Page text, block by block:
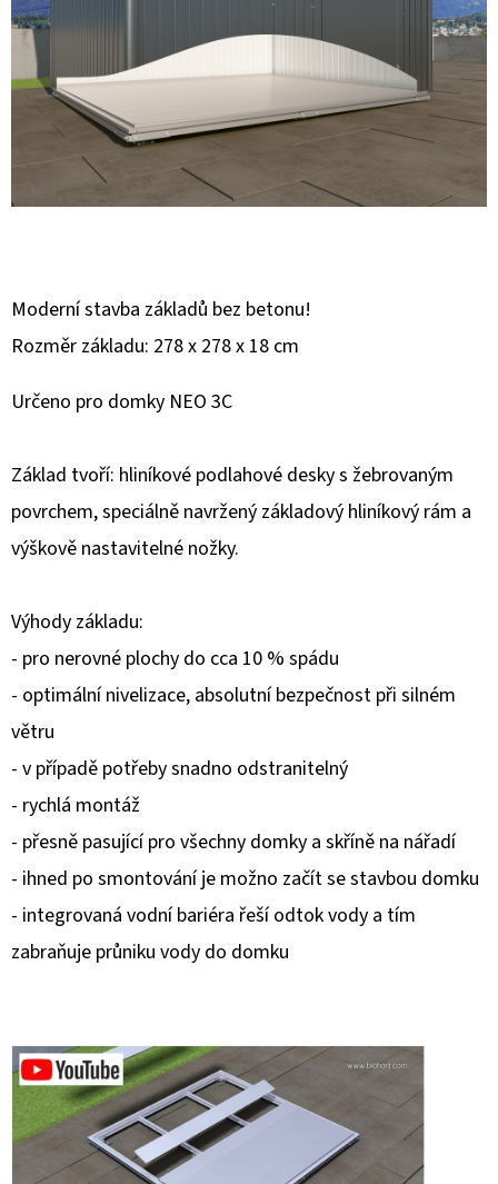
Moderní stavba základů bez betonu!
Rozměr základu: 278 x 278 x 18 cm
Určeno pro domky NEO 3C
Základ tvoří: hliníkové podlahové desky s žebrovaným
povrchem, speciálně navržený základový hliníkový rám a
výškově nastavitelné nožky.
Výhody základu:
- pro nerovné plochy do cca 10 % spádu
- optimální nivelizace, absolutní bezpečnost při silném
větru
- v případě potřeby snadno odstranitelný
- rychlá montáž
- přesně pasující pro všechny domky a skříně na nářadí
- ihned po smontování je možno začít se stavbou domku
- integrovaná vodní bariéra řeší odtok vody a tím
zabraňuje průniku vody do domku
T
E
A
J
?
D
P
O
R
U
Č
J
E
M
E